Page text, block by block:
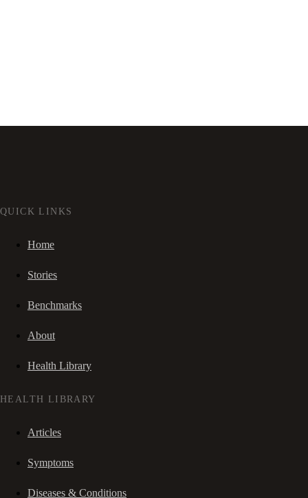
QUICK LINKS
Home
Stories
Benchmarks
About
Health Library
HEALTH LIBRARY
Articles
Symptoms
Diseases & Conditions